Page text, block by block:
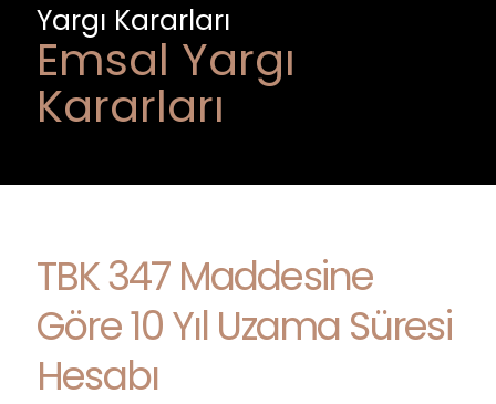
Yargı Kararları
Emsal Yargı
Kararları
TBK 347 Maddesine
Göre 10 Yıl Uzama Süresi
Hesabı